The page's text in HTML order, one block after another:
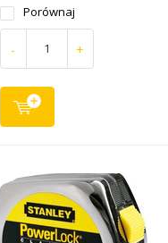
Porównaj
- +